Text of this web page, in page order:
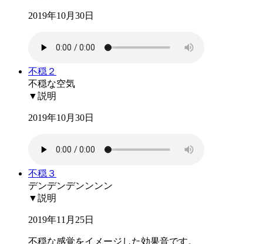
2019年10月30日
不穏２
不穏な空気
▼説明
2019年10月30日
不穏３
デンデンデンンンン
▼説明
2019年11月25日
不穏な感覚をイメージした効果音です。